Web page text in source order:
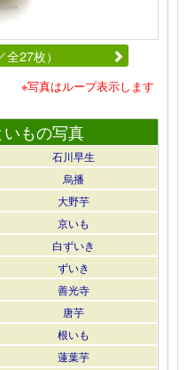
27枚）
※写真はループ表示します
もの写真
石川早生
烏播
大野芋
京いも
白ずいき
ずいき
善光寺
唐芋
根いも
蓮葉芋